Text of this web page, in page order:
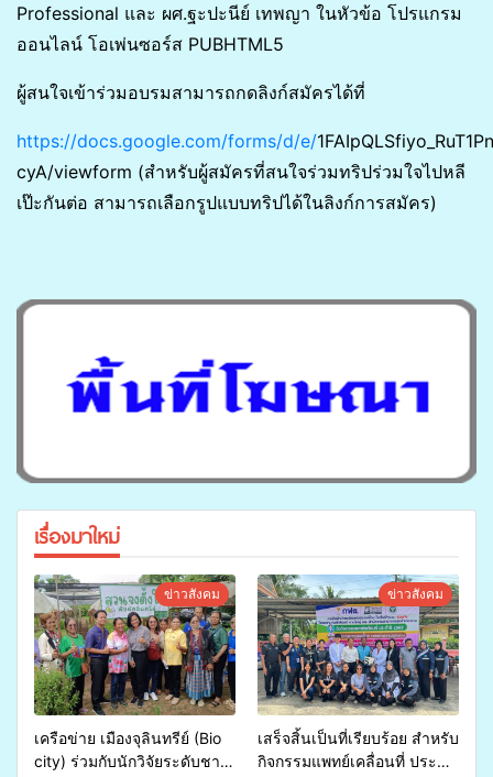
Professional และ ผศ.ฐะปะนีย์ เทพญา ในหัวข้อ โปรแกรม
ออนไลน์ โอเพ่นซอร์ส PUBHTML5
ผู้สนใจเข้าร่วมอบรมสามารถกดลิงก์สมัครได้ที่
https://docs.google.com/forms/d/e/
cyA/viewform (สำหรับผู้สมัครที่สนใจร่วมทริปร่วมใจไปหลี
เป๊ะกันต่อ สามารถเลือกรูปแบบทริปได้ในลิงก์การสมัคร)
เรื่องมาใหม่
ข่าวสังคม
เครือข่าย เมืองจุลินทรีย์ (Bio
city) ร่วมกับนักวิจัยระดับชาติ
ข่าวสังคม
เสร็จสิ้นเป็นที่เรียบร้อย สำหรับ
กิจกรรมแพทย์เคลื่อนที่ ประจำ